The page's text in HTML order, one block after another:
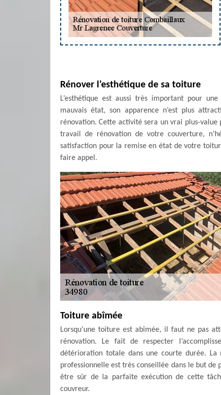
Rénover l’esthétique de sa toiture
L’esthétique est aussi très important pour
mauvais état, son apparence n’est plus
rénovation. Cette activité sera un vrai plus-value
travail de rénovation de votre couverture,
satisfaction pour la remise en état de votre
faire appel.
Toiture abîmée
Lorsqu’une toiture est abîmée, il faut ne pas
rénovation. Le fait de respecter
détérioration totale dans une courte durée.
professionnelle est très conseillée dans le but
être sûr de la parfaite exécution de cette
couvreur.